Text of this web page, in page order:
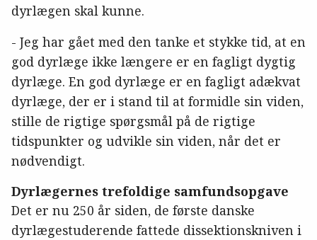
dyrlægen skal kunne.
- Jeg har gået med den tanke et stykke tid, at en
god dyrlæge ikke længere er en fagligt dygtig
dyrlæge. En god dyrlæge er en fagligt adækvat
dyrlæge, der er i stand til at formidle sin viden,
stille de rigtige spørgsmål på de rigtige
tidspunkter og udvikle sin viden, når det er
nødvendigt.
Dyrlægernes trefoldige samfundsopgave
Det er nu 250 år siden, de første danske
dyrlægestuderende fattede dissektionskniven i